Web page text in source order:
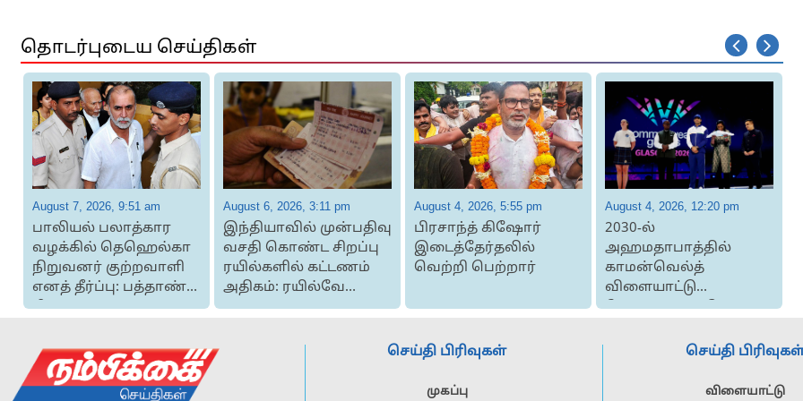
தொடர்புடைய செய்திகள்
August 7, 2026, 9:51 am
பாலியல் பலாத்கார
வழக்கில் தெஹெல்கா
நிறுவனர் குற்றவாளி
எனத் தீர்ப்பு: பத்தாண்டு
சிறை
August 6, 2026, 3:11 pm
இந்தியாவில் முன்பதிவு
வசதி கொண்ட சிறப்பு
ரயில்களில் கட்டணம்
அதிகம்: ரயில்வே
அமைச்ச...
August 4, 2026, 5:55 pm
பிரசாந்த் கிஷோர்
இடைத்தேர்தலில்
வெற்றி பெற்றார்
August 4, 2026, 12:20 pm
2030-ல்
அஹமதாபாத்தில்
காமன்வெல்த்
விளையாட்டு
போட்டிக்கான கொடி
செய்தி பிரிவுகள்
முகப்பு
செய்தி
விளையாட்டு